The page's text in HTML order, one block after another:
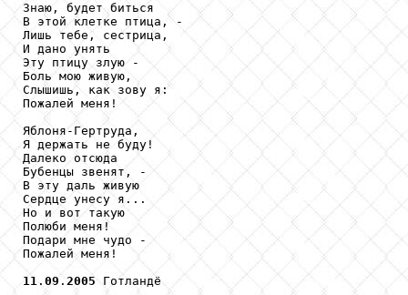
Знаю, будет биться
В этой клетке птица, -
Лишь тебе, сестрица,
И дано унять
Эту птицу злую -
Боль мою живую,
Слышишь, как зову я:
Пожалей меня!
Яблоня-Гертруда,
Я держать не буду!
Далеко отсюда
Бубенцы звенят, -
В эту даль живую
Сердце унесу я...
Но и вот такую
Полюби меня!
Подари мне чудо -
Пожалей меня!
11 . 09 . 2005 Готландё